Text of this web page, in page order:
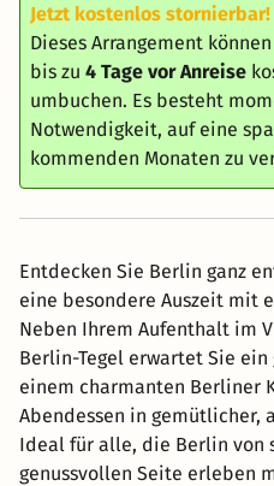
Jetzt kostenlos stornierbar!
Dieses Arrangement
bis zu 4 Tage vor Anreise
umbuchen. Es besteht
Notwendigkeit, auf eine
kommenden Monaten zu
Entdecken Sie Berlin ganz
eine besondere Auszeit mit
Neben Ihrem Aufenthalt im
Berlin-Tegel erwartet Sie
einem charmanten Berliner
Abendessen in gemütlicher,
Ideal für alle, die Berlin von
genussvollen Seite erleben